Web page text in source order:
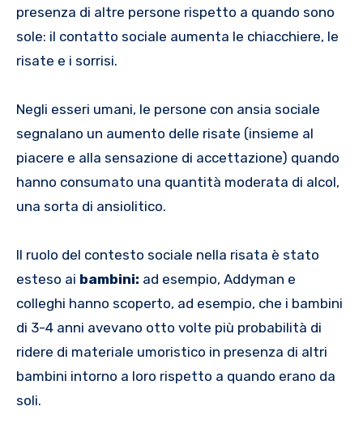
presenza di altre persone rispetto a quando sono
sole: il contatto sociale aumenta le chiacchiere, le
risate e i sorrisi.
Negli esseri umani, le persone con ansia sociale
segnalano un aumento delle risate (insieme al
piacere e alla sensazione di accettazione) quando
hanno consumato una quantità moderata di alcol,
una sorta di ansiolitico.
Il ruolo del contesto sociale nella risata è stato
esteso ai bambini: ad esempio, Addyman e
colleghi hanno scoperto, ad esempio, che i bambini
di 3-4 anni avevano otto volte più probabilità di
ridere di materiale umoristico in presenza di altri
bambini intorno a loro rispetto a quando erano da
soli.